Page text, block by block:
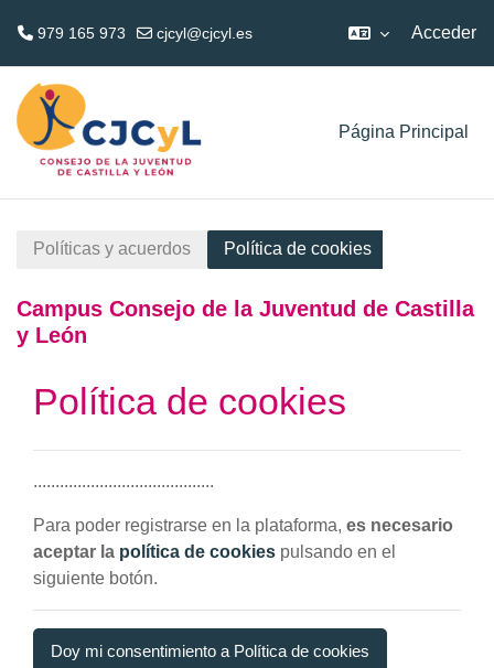
979 165 973 cjcyl@cjcyl.es Acceder
Página Principal
Políticas y acuerdos Política de cookies
Campus Consejo de la Juventud de Castilla
y León
Política de cookies
.........................................
Para poder registrarse en la plataforma, es necesario
aceptar la política de cookies pulsando en el
siguiente botón.
Doy mi consentimiento a Política de cookies